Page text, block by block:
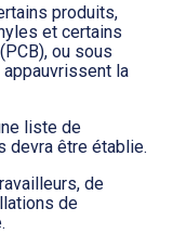
produits,
et certains
ou sous
la
liste de
devra être établie.
de
de